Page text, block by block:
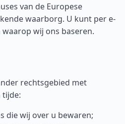
van de Europese
waarborg. U kunt per e-
wij ons baseren.
rechtsgebied met
tijde:
die wij over u bewaren;